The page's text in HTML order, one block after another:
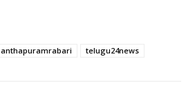
anthapuramrabari telugu24news